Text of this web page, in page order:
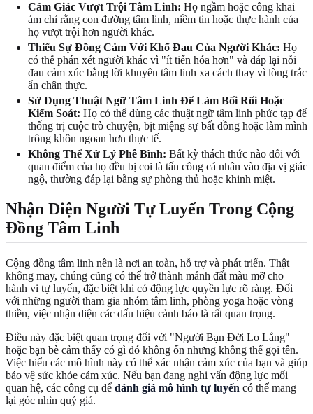
Cảm Giác Vượt Trội Tâm Linh: Họ ngầm hoặc công khai
ám chỉ rằng con đường tâm linh, niềm tin hoặc thực hành của
họ vượt trội hơn người khác.
Thiếu Sự Đồng Cảm Với Khổ Đau Của Người Khác: Họ
có thể phán xét người khác vì "ít tiến hóa hơn" và đáp lại nỗi
đau cảm xúc bằng lời khuyên tâm linh xa cách thay vì lòng trắc
ẩn chân thực.
Sử Dụng Thuật Ngữ Tâm Linh Để Làm Bối Rối Hoặc
Kiểm Soát: Họ có thể dùng các thuật ngữ tâm linh phức tạp để
thống trị cuộc trò chuyện, bịt miệng sự bất đồng hoặc làm mình
trông khôn ngoan hơn thực tế.
Không Thể Xử Lý Phê Bình: Bất kỳ thách thức nào đối với
quan điểm của họ đều bị coi là tấn công cá nhân vào địa vị giác
ngộ, thường đáp lại bằng sự phòng thủ hoặc khinh miệt.
Nhận Diện Người Tự Luyến Trong Cộng
Đồng Tâm Linh
Cộng đồng tâm linh nên là nơi an toàn, hỗ trợ và phát triển. Thật
không may, chúng cũng có thể trở thành mảnh đất màu mỡ cho
hành vi tự luyến, đặc biệt khi có động lực quyền lực rõ ràng. Đối
với những người tham gia nhóm tâm linh, phòng yoga hoặc vòng
thiền, việc nhận diện các dấu hiệu cảnh báo là rất quan trọng.
Điều này đặc biệt quan trọng đối với "Người Bạn Đời Lo Lắng"
hoặc bạn bè cảm thấy có gì đó không ổn nhưng không thể gọi tên.
Việc hiểu các mô hình này có thể xác nhận cảm xúc của bạn và giúp
bảo vệ sức khỏe cảm xúc. Nếu bạn đang nghi vấn động lực mối
quan hệ, các công cụ để đánh giá mô hình tự luyến có thể mang
lại góc nhìn quý giá.